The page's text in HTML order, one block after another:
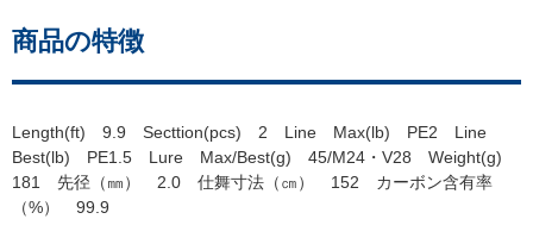
商品の特徴
Length(ft) 9.9 Secttion(pcs) 2 Line Max(lb) PE2 Line
Best(lb) PE1.5 Lure Max/Best(g) 45/M24・V28 Weight(g)
181 先径（㎜） 2.0 仕舞寸法（㎝） 152 カーボン含有率
（%） 99.9